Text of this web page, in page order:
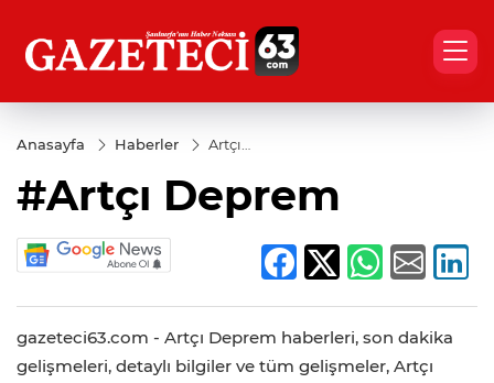
Anasayfa Haberler
Artçı
#Artçı Deprem
gazeteci63.com - Artçı Deprem haberleri, son dakika
gelişmeleri, detaylı bilgiler ve tüm gelişmeler, Artçı